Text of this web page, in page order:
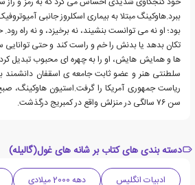
ببرد.هاوکینگ مبتلا به بیماری اسکلروز جانبی
بود؛ او نه می توانست بنشیند، نه برخیزد، و نه راه
تکان بدهد یا بدنش را خم و راست کند و حتی
ها و همایش هایش، او را به چهره ای محبوب تبدیل
سن ۷۶ سالگی در منزلش واقع در کمبریج درگذشت.
دسته بندی های کتاب بر شانه های غول(گالیله)
ادبیات انگلیس دهه 2000 میلادی